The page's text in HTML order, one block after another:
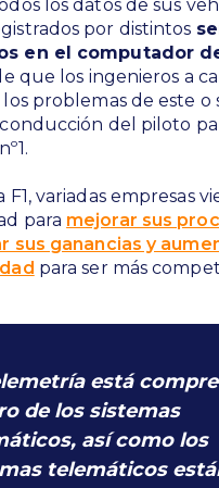
los datos de sus
por distintos
en el computador
que los ingenieros a
problemas de este o
del piloto
F1, variadas empresas
para mejorar sus
sus ganancias y
para ser más
está
de los sistemas
así como los
telemáticos